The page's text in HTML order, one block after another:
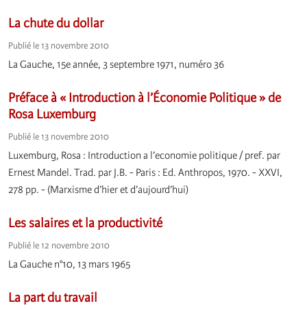
La chute du dollar
Publié le 13 novembre 2010
La Gauche, 15e année, 3 septembre 1971, numéro 36
Préface à « Introduction à l’Économie Politique » de
Rosa Luxemburg
Publié le 13 novembre 2010
Luxemburg, Rosa : Introduction a l’economie politique / pref. par
Ernest Mandel. Trad. par J.B. - Paris : Ed. Anthropos, 1970. - XXVI,
278 pp. - (Marxisme d’hier et d’aujourd’hui)
Les salaires et la productivité
Publié le 12 novembre 2010
La Gauche n°10, 13 mars 1965
La part du travail